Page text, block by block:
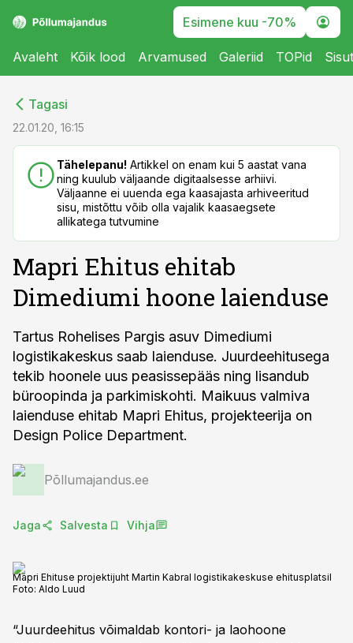
Esimene kuu -70%
Avaleht Kõik lood Arvamused Galeriid TOPid
Tagasi
22.01.20, 16:15
Tähelepanu! Artikkel on enam kui 5 aastat vana
ning kuulub väljaande digitaalsesse arhiivi.
Väljaanne ei uuenda ega kaasajasta arhiveeritud
sisu, mistõttu võib olla vajalik kaasaegsete
allikatega tutvumine
Mapri Ehitus ehitab
Dimediumi hoone laienduse
Tartus Rohelises Pargis asuv Dimediumi
logistikakeskus saab laienduse. Juurdeehitusega
tekib hoonele uus peasissepääs ning lisandub
büroopinda ja parkimiskohti. Maikuus valmiva
laienduse ehitab Mapri Ehitus, projekteerija on
Design Police Department.
Põllumajandus.ee
Jaga Salvesta Vihja
Mapri Ehituse projektijuht Martin Kabral logistikakeskuse ehitusplatsil
Foto: Aldo Luud
“Juurdeehitus võimaldab kontori- ja laohoone